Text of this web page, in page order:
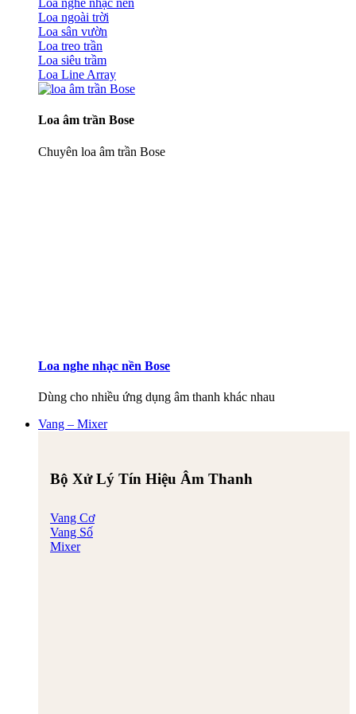
Loa nghe nhạc nền
Loa ngoài trời
Loa sân vườn
Loa treo trần
Loa siêu trầm
Loa Line Array
Loa âm trần Bose
Chuyên loa âm trần Bose
Loa nghe nhạc nền Bose
Dùng cho nhiều ứng dụng âm thanh khác nhau
Vang – Mixer
Bộ Xử Lý Tín Hiệu Âm Thanh
Vang Cơ
Vang Số
Mixer